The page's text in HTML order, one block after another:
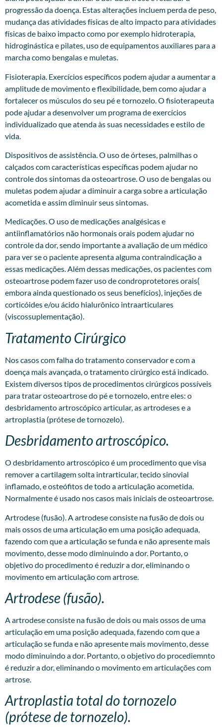
progressão da doença. Estas alterações incluem perda de peso,
mudança das atividades físicas de alto impacto para atividades
físicas de baixo impacto como por exemplo hidroterapia,
hidroginástica e pilates, uso de equipamentos auxiliares para a
marcha como bengalas e muletas.
Fisioterapia. Exercícios específicos podem ajudar a aumentar a
amplitude de movimento e flexibilidade, bem como ajudar a
fortalecer os músculos do seu pé e tornozelo. O fisioterapeuta
pode ajudar a desenvolver um programa de exercícios
individualizado que atenda às suas necessidades e estilo de
vida.
Dispositivos de assistência. O uso de órteses, palmilhas o
calçados com características específicas podem ajudar no
controle dos sintomas da osteoartrose. O uso de bengalas ou
muletas podem ajudar a diminuir a carga sobre a articulação
acometida e assim diminuir seus sintomas.
Medicações. O uso de medicações analgésicas e
antiinflamatórios não hormonais orais podem ajudar no
controle da dor, sendo importante a avaliação de um médico
para ver se o paciente apresenta alguma contraindicação a
essas medicações. Além dessas medicações, os pacientes com
osteoartrose podem fazer uso de condroprotetores orais(
embora ainda questionado os seus benefícios), injeções de
corticóides e/ou ácido hialurônico intraarticulares
(viscossuplementação).
Tratamento Cirúrgico
Nos casos com falha do tratamento conservador e com a
doença mais avançada, o tratamento cirúrgico está indicado.
Existem diversos tipos de procedimentos cirúrgicos possíveis
para tratar osteoartrose do pé e tornozelo, entre eles: o
desbridamento artroscópico articular, as artrodeses e a
artroplastia (prótese de tornozelo).
Desbridamento artroscópico.
O desbridamento artroscópico é um procedimento que visa
remover a cartilagem solta intrarticular, tecido sinovial
inflamado, e osteófitos de todo a articulação acometida.
Normalmente é usado nos casos mais iniciais de osteoartrose.
Artrodese (fusão). A artrodese consiste na fusão de dois ou
mais ossos de uma articulação em uma posição adequada,
fazendo com que a articulação se funda e não apresente mais
movimento, desse modo diminuindo a dor. Portanto, o
objetivo do procedimento é reduzir a dor, eliminando o
movimento em articulação com artrose.
Artrodese (fusão).
A artrodese consiste na fusão de dois ou mais ossos de uma
articulação em uma posição adequada, fazendo com que a
articulação se funda e não apresente mais movimento, desse
modo diminuindo a dor. Portanto, o objetivo do procediemnto
é reduzir a dor, eliminando o movimento em articulações com
artrose.
Artroplastia total do tornozelo
(prótese de tornozelo).